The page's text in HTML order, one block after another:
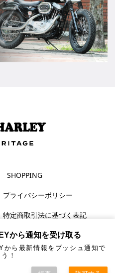
YouTube
SHOPPING
プライバシーポリシー
特定商取引法に基づく表記
から通知を受け取る
ら最新情報をプッシュ通知で
！